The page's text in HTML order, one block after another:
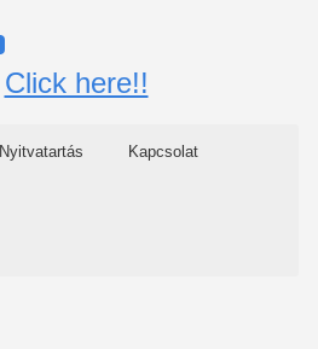
Click here!!
Nyitvatartás Kapcsolat